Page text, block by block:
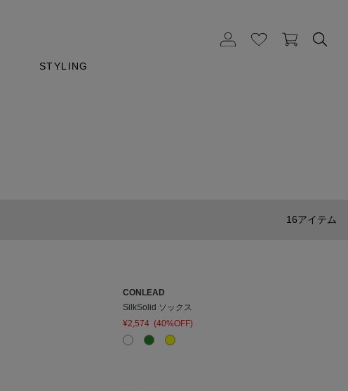
STYLING
16アイテム
CONLEAD
SilkSolid ソックス
¥2,574 (40%OFF)